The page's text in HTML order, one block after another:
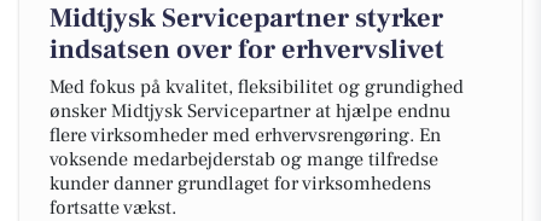
Midtjysk Servicepartner styrker
indsatsen over for erhvervslivet
Med fokus på kvalitet, fleksibilitet og grundighed
ønsker Midtjysk Servicepartner at hjælpe endnu
flere virksomheder med erhvervsrengøring. En
voksende medarbejderstab og mange tilfredse
kunder danner grundlaget for virksomhedens
fortsatte vækst.